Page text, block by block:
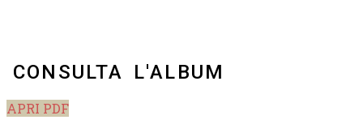
CONSULTA L'ALBUM
APRI PDF